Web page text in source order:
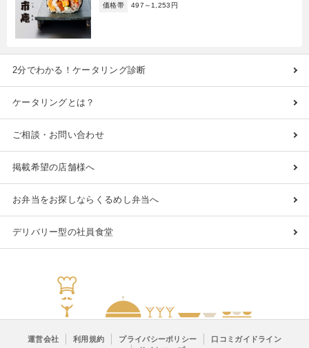
価格帯 497～1,253円
2分でわかる！ケータリング診断
ケータリングとは？
ご相談・お問い合わせ
掲載希望の店舗様へ
お弁当をお探しならくるめし弁当へ
デリバリー型の社員食堂
運営会社 利用規約 プライバシーポリシー
口コミガイドライン